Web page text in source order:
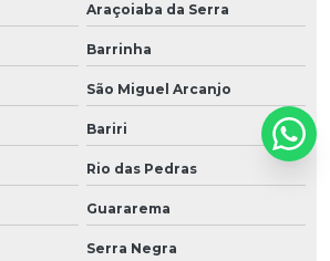
Araçoiaba da Serra
Barrinha
São Miguel Arcanjo
Bariri
Rio das Pedras
Guararema
Serra Negra